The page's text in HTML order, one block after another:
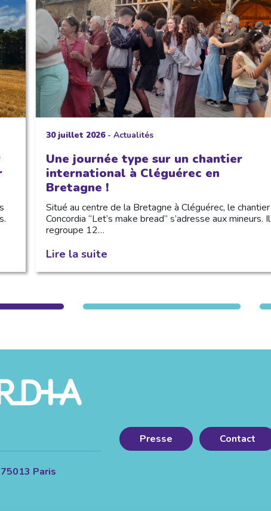
30 juillet 2026- Actualités
Une journée type sur un chantier
international à Cléguérec en
Bretagne !
Situé au centre de la Bretagne à Cléguérec, le chantier
Concordia “Let’s make bread” s’adresse aux mineurs. Il
regroupe 12…
Lire la suite
Paris
Presse Contact